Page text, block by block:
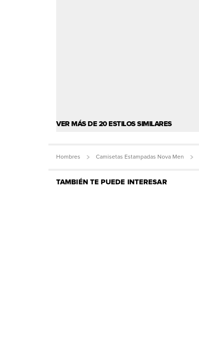
VER MÁS DE 20 ESTILOS SIMILARES
Hombres Camisetas Estampadas Nova Men
TAMBIÉN TE PUEDE INTERESAR